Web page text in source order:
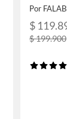
Por
$
$ 199.900